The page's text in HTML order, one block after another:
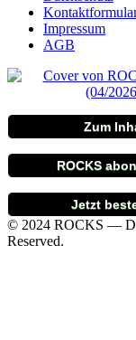
Impressum
AGB
Zum
ROCKS
Jetzt
© 2024 ROCKS —
Reserved.